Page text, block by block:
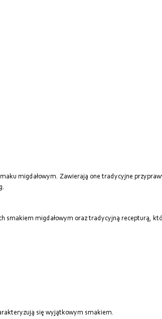
migdałowym. Zawierają one tradycyjne
smakiem migdałowym oraz tradycyjną recepturą,
się wyjątkowym smakiem.